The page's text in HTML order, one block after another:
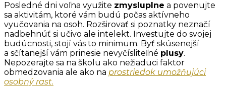
Posledné dni voľna využite zmysluplne a povenujte
sa aktivitám, ktoré vám budú počas aktívneho
vyučovania na osoh. Rozširovať si poznatky neznačí
nadbehnúť si učivo ale intelekt. Investujte do svojej
budúcnosti, stojí vás to minimum. Byť skúsenejší
a sčítanejší vám prinesie nevyčísliteľné plusy.
Nepozerajte sa na školu ako nežiaduci faktor
obmedzovania ale ako na prostriedok umožňujúci
osobný rast.